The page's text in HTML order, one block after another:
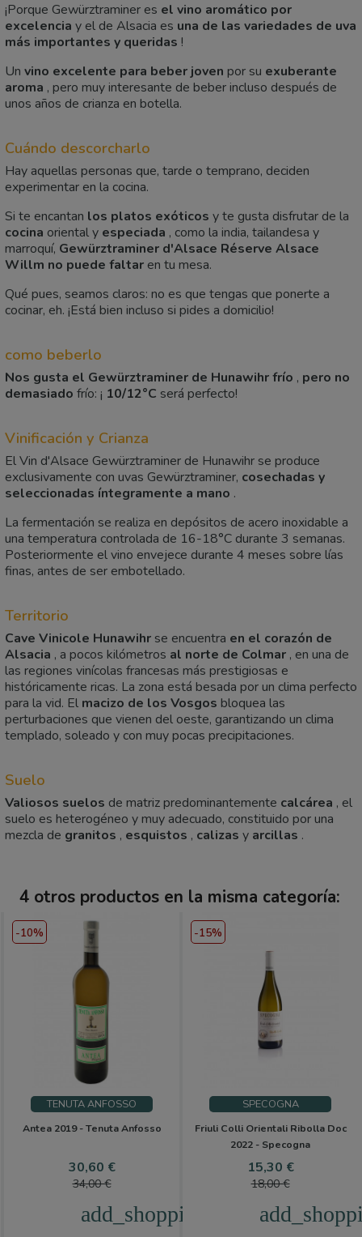
¡Porque Gewürztraminer es el vino aromático por
excelencia y el de Alsacia es una de las variedades de uva
más importantes y queridas !
Un vino excelente para beber joven por su exuberante
aroma , pero muy interesante de beber incluso después de
unos años de crianza en botella.
Cuándo descorcharlo
Hay aquellas personas que, tarde o temprano, deciden
experimentar en la cocina.
Si te encantan los platos exóticos y te gusta disfrutar de la
cocina oriental y especiada , como la india, tailandesa y
marroquí, Gewürztraminer d'Alsace Réserve Alsace
Willm no puede faltar en tu mesa.
Qué pues, seamos claros: no es que tengas que ponerte a
cocinar, eh. ¡Está bien incluso si pides a domicilio!
como beberlo
Nos gusta el Gewürztraminer de Hunawihr frío , pero no
demasiado frío: ¡ 10/12°C será perfecto!
Vinificación y Crianza
El Vin d'Alsace Gewürztraminer de Hunawihr se produce
exclusivamente con uvas Gewürztraminer, cosechadas y
seleccionadas íntegramente a mano .
La fermentación se realiza en depósitos de acero inoxidable a
una temperatura controlada de 16-18°C durante 3 semanas.
Posteriormente el vino envejece durante 4 meses sobre lías
finas, antes de ser embotellado.
Territorio
Cave Vinicole Hunawihr se encuentra en el corazón de
Alsacia , a pocos kilómetros al norte de Colmar , en una de
las regiones vinícolas francesas más prestigiosas e
históricamente ricas. La zona está besada por un clima perfecto
para la vid. El macizo de los Vosgos bloquea las
perturbaciones que vienen del oeste, garantizando un clima
templado, soleado y con muy pocas precipitaciones.
Suelo
Valiosos suelos de matriz predominantemente calcárea , el
suelo es heterogéneo y muy adecuado, constituido por una
mezcla de granitos , esquistos , calizas y arcillas .
4 otros productos en la misma categoría:
TENUTA ANFOSSO
Antea 2019 - Tenuta Anfosso
Precio
30,60 €Precio
34,00 €
add_shopping_cart
-10%
SPECOGNA
Friuli Colli Orientali Ribolla Doc
2022 - Specogna
Precio
15,30 €Precio
18,00 €
-15%